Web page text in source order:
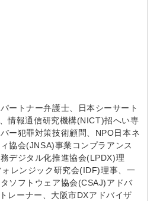
ートナー弁護士、日本シーサート
情報通信研究機構(NICT)招へい専
ー犯罪対策技術顧問、NPO日本ネ
協会(JNSA)事業コンプラアンス
デジタル化推進協会(LPDX)理
レンジック研究会(IDF)理事、一
ソフトウェア協会(CSAJ)アドバ
レーナー、大阪市DXアドバイザ